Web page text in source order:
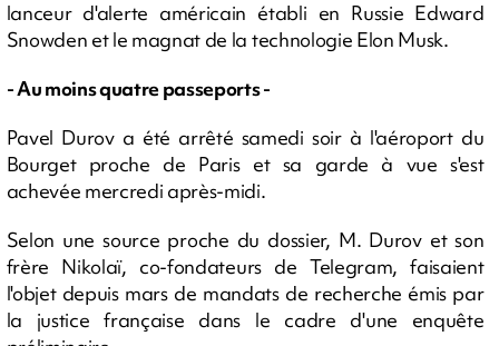
lanceur d'alerte américain établi en Russie Edward
Snowden et le magnat de la technologie Elon Musk.
- Au moins quatre passeports -
Pavel Durov a été arrêté samedi soir à l'aéroport du
Bourget proche de Paris et sa garde à vue s'est
achevée mercredi après-midi.
Selon une source proche du dossier, M. Durov et son
frère Nikolaï, co-fondateurs de Telegram, faisaient
l'objet depuis mars de mandats de recherche émis par
la justice française dans le cadre d'une enquête